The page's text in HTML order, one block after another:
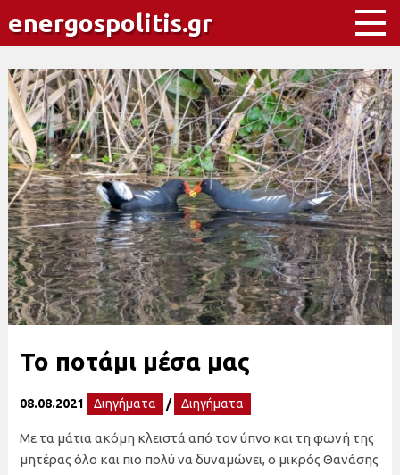
energospolitis.gr
Το ποτάμι μέσα μας
08.08.2021 Διηγήματα / Διηγήματα
Με τα μάτια ακόμη κλειστά από τον ύπνο και τη φωνή της
μητέρας όλο και πιο πολύ να δυναμώνει, ο μικρός Θανάσης